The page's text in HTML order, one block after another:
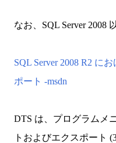
なお、SQL Server 2008
SQL Server 2008 R2 に
ポート -msdn
DTS は、プログラムメ
トおよびエクスポート